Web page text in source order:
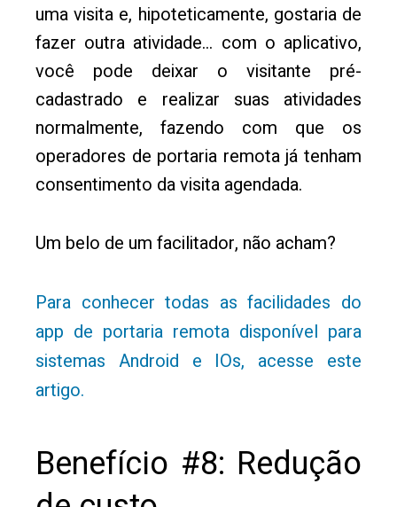
uma visita e, hipoteticamente, gostaria de
fazer outra atividade… com o aplicativo,
você pode deixar o visitante pré-
cadastrado e realizar suas atividades
normalmente, fazendo com que os
operadores de portaria remota já tenham
consentimento da visita agendada.
Um belo de um facilitador, não acham?
Para conhecer todas as facilidades do
app de portaria remota disponível para
sistemas Android e IOs, acesse este
artigo.
Benefício #8: Redução